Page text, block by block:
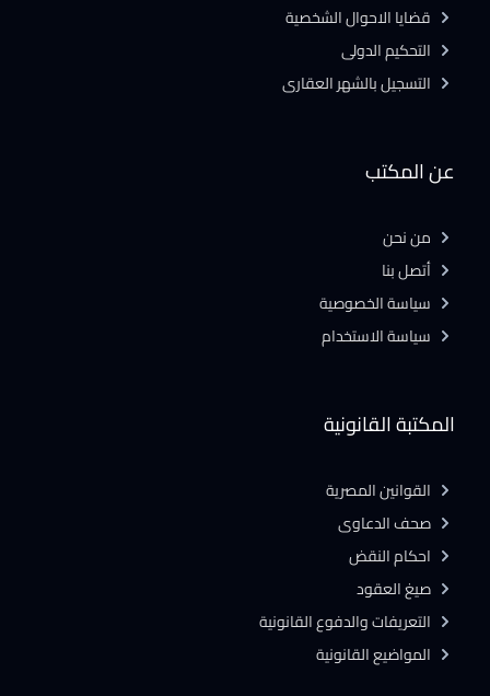
المكتبة القانونية
القوانين المصرية
صحف الدعاوى
احكام النقض
صيغ العقود
التعريفات والدفوع القانونية
المواضيع القانونية
عن المكتب
من نحن
أتصل بنا
سياسة الخصوصية
سياسة الاستخدام
قضايا الاحوال الشخصية
التحكيم الدولى
التسجيل بالشهر العقارى